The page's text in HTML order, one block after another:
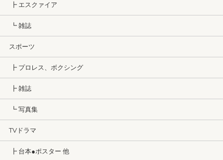
┣ エスクァイア
┗ 雑誌
スポーツ
┣ プロレス、ボクシング
┣ 雑誌
┗ 写真集
TVドラマ
┣ 台本●ポスター 他